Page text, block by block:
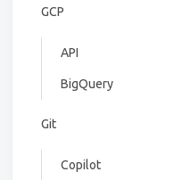
GCP
API
BigQuery
Git
Copilot